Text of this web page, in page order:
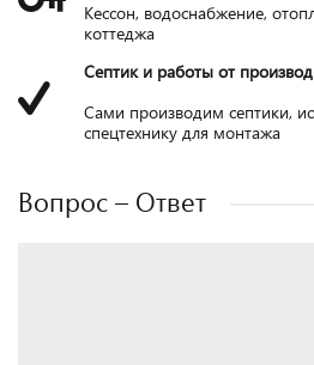
Кессон, водоснабжение,
коттеджа
Септик и работы от
Сами производим септики,
спецтехнику для монтажа
Вопрос – Ответ